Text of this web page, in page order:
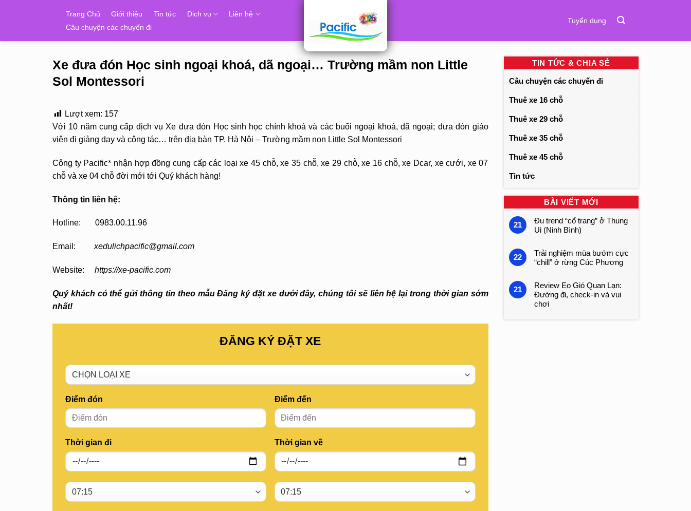
Trang Chủ Giới thiệu Tin tức Dịch vụ
Liên hệ
Câu chuyện các chuyến đi
Tuyển dụng
Xe đưa đón Học sinh ngoại khoá, dã ngoại… Trường mầm non Little
Sol Montessori
Lượt xem: 157
Với 10 năm cung cấp dịch vụ Xe đưa đón Học sinh học chính khoá và các buổi ngoại khoá, dã ngoại; đưa đón giáo
viên đi giảng dạy và công tác… trên địa bàn TP. Hà Nội – Trường mầm non Little Sol Montessori
Công ty Pacific* nhận hợp đồng cung cấp các loại xe 45 chỗ, xe 35 chỗ, xe 29 chỗ, xe 16 chỗ, xe Dcar, xe cưới, xe 07
chỗ và xe 04 chỗ đời mới tới Quý khách hàng!
Thông tin liên hệ:
Hotline: 0983.00.11.96
Email: xedulichpacific@gmail.com
Website: https://xe-pacific.com
Quý khách có thể gửi thông tin theo mẫu Đăng ký đặt xe dưới đây, chúng tôi sẽ liên hệ lại trong thời gian sớm
nhất!
ĐĂNG KÝ ĐẶT XE
Điểm đón
Thời gian đi
Điểm đến
Thời gian về
TIN TỨC & CHIA SẺ
Câu chuyện các chuyến đi
Thuê xe 16 chỗ
Thuê xe 29 chỗ
Thuê xe 35 chỗ
Thuê xe 45 chỗ
Tin tức
BÀI VIẾT MỚI
21
Đu trend “cổ trang” ở Thung
Ui (Ninh Bình)
22
Trải nghiệm mùa bướm cực
“chill” ở rừng Cúc Phương
21
Review Eo Gió Quan Lạn:
Đường đi, check-in và vui
chơi